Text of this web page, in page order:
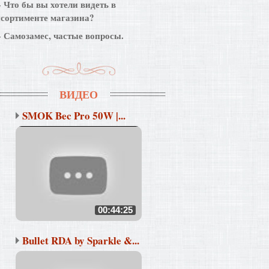
Что бы вы хотели видеть в
магазина?
Самозамес, частые вопросы.
ВИДЕО
SMOK Bec Pro 50W |...
00:44:25
Bullet RDA by Sparkle &...